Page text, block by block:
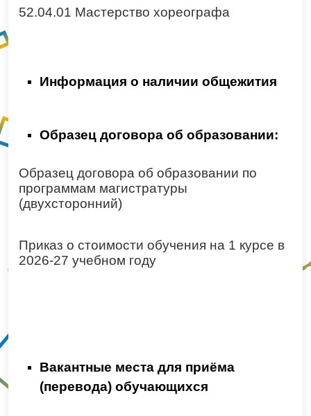
52.04.01 Мастерство хореографа
Информация о наличии общежития
Образец договора об образовании:
Образец договора об образовании по
программам магистратуры
(двухсторонний)
Приказ о стоимости обучения на 1 курсе в
2026-27 учебном году
Вакантные места для приёма
(перевода) обучающихся